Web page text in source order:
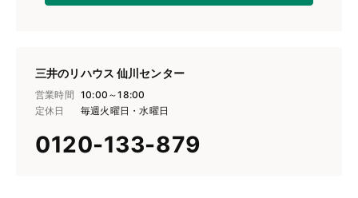
三井のリハウス 仙川センター
営業時間 10:00～18:00
定休日
毎週火曜日・水曜日
0120-133-879